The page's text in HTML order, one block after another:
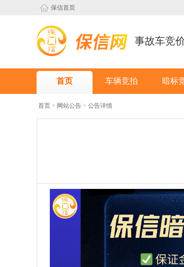
保信首页
事故车竞
首页 车辆竞拍 暗标
首页 > 网站公告 > 公告详情